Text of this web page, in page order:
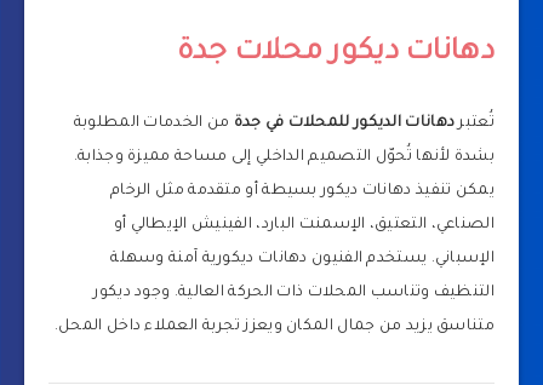
دهانات ديكور محلات جدة
تُعتبر دهانات الديكور للمحلات في جدة من الخدمات المطلوبة
بشدة لأنها تُحوّل التصميم الداخلي إلى مساحة مميزة وجذابة.
يمكن تنفيذ دهانات ديكور بسيطة أو متقدمة مثل الرخام
الصناعي، التعتيق، الإسمنت البارد، الفينيش الإيطالي أو
الإسباني. يستخدم الفنيون دهانات ديكورية آمنة وسهلة
التنظيف وتناسب المحلات ذات الحركة العالية. وجود ديكور
متناسق يزيد من جمال المكان ويعزز تجربة العملاء داخل المحل.